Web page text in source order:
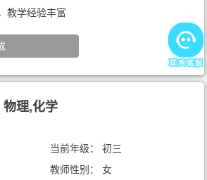
里社区
教学经验丰富
理,化学
当前年级： 初三
教师性别： 女